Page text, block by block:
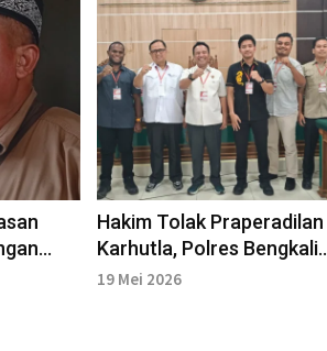
Hakim Tolak Praperadilan
Karhutla, Polres Bengkalis
Menang
19 Mei 2026